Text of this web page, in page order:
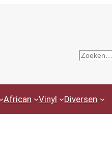
Zoeken
African Vinyl Diversen